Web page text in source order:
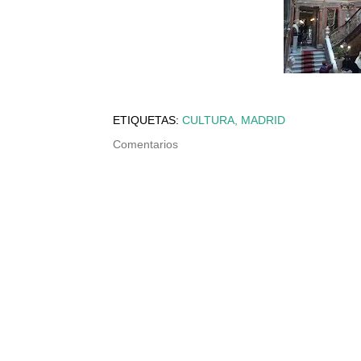
ETIQUETAS: CULTURA MADRID
Comentarios